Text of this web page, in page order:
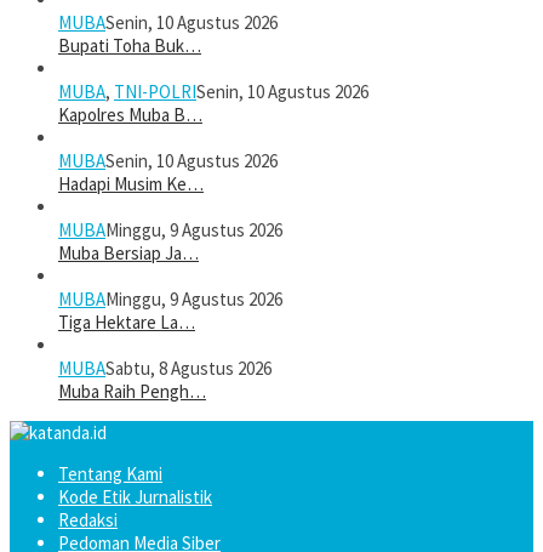
MUBASenin, 10 Agustus 2026
Bupati Toha Buk…
MUBA, TNI-POLRISenin, 10 Agustus 2026
Kapolres Muba B…
MUBASenin, 10 Agustus 2026
Hadapi Musim Ke…
MUBAMinggu, 9 Agustus 2026
Muba Bersiap Ja…
MUBAMinggu, 9 Agustus 2026
Tiga Hektare La…
MUBASabtu, 8 Agustus 2026
Muba Raih Pengh…
Tentang Kami
Kode Etik Jurnalistik
Redaksi
Pedoman Media Siber